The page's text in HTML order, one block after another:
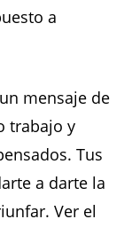
a
mensaje de
trabajo y
Tus
a darte la
Ver el